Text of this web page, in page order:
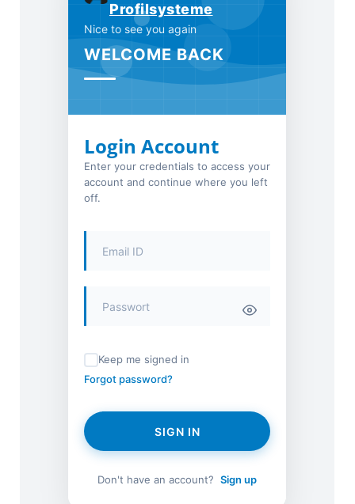
Profilsysteme
Nice to see you again
WELCOME BACK
Login Account
Enter your credentials to access your
account and continue where you left
off.
Keep me signed in
Forgot password?
SIGN IN
Don't have an account? Sign up